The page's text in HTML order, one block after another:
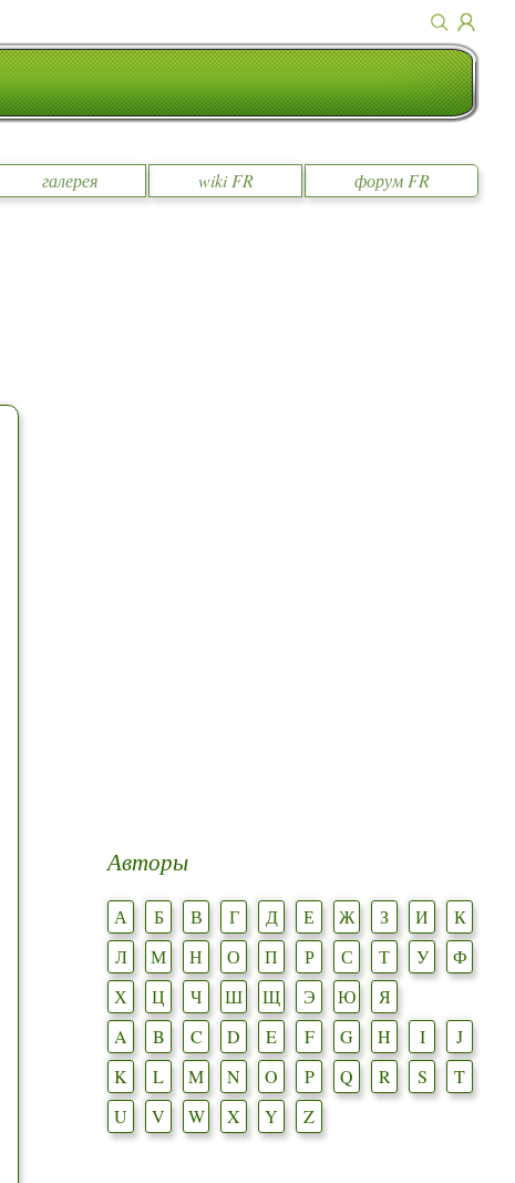
галерея wiki FR форум FR
Авторы
А Б В Г Д Е Ж З И
К
Л
М Н О П Р С Т У
Ф
Х
Ц Ч Ш Щ Э Ю
Я
A
B C D E F G H I
J
K
L M N O P Q R S
T
U
V W X Y Z